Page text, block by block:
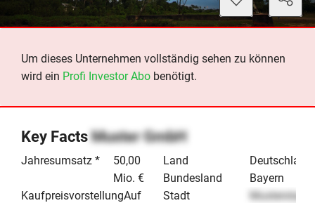
Um dieses Unternehmen vollständig sehen zu können
wird ein Profi Investor Abo benötigt.
Key FactsMuster GmbH
Jahresumsatz *
50,00
Mio. €
KaufpreisvorstellungAuf
Land
Deutschland
Bundesland
Bayern
Stadt
Musterstadt